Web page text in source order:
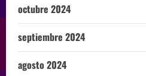
octubre 2024
septiembre 2024
agosto 2024